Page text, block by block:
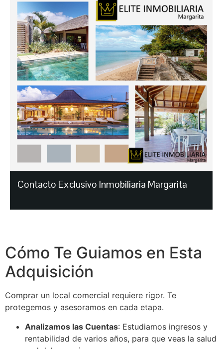
Contacto Exclusivo Inmobiliaria Margarita
Cómo Te Guiamos en Esta
Adquisición
Comprar un local comercial requiere rigor. Te
protegemos y asesoramos en cada etapa.
Analizamos las Cuentas: Estudiamos ingresos y
rentabilidad de varios años, para que veas la salud